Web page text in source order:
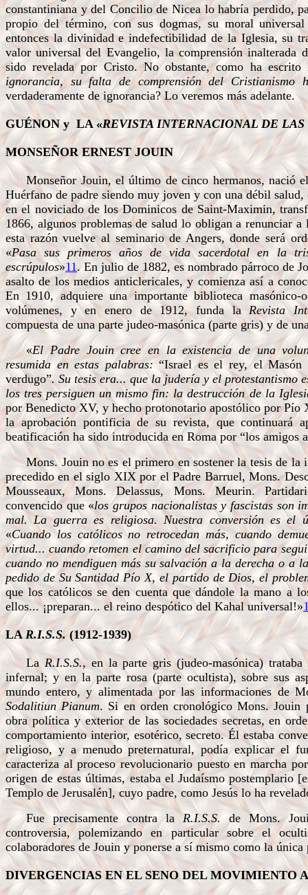
constantiniana y del Concilio de Nicea lo habría perdido,
propio del término, con sus dogmas, su moral
entonces la divinidad e indefectibilidad de la Iglesia, su
valor universal del Evangelio, la comprensión inalterada
sido revelada por Cristo. No obstante, como ha
ignorancia, su falta de comprensión del Cristianismo
verdaderamente de ignorancia? Lo veremos más adelante.
GUÉNON y LA «REVISTA INTERNACIONAL DE LAS
MONSEÑOR ERNEST JOUIN
Monseñor Jouin, el último de cinco hermanos, nació
Huérfano de padre siendo muy joven y con una débil salud,
en el noviciado de los Dominicos de Saint-Maximin,
1866, algunos problemas de salud lo obligan a renunciar
esta razón vuelve al seminario de Angers, donde será
«Pasa sus primeros años de vida sacerdotal en la
escrúpulos»11. En julio de 1882, es nombrado párroco de
asalto de los medios anticlericales, y comienza así a
En 1910, adquiere una importante biblioteca masónico-
volúmenes, y en enero de 1912, funda laRevista
compuesta de una parte judeo-masónica (parte gris) y de
«El Padre Jouin cree en la existencia de una
resumida en estas palabras:“Israel es el rey, el
verdugo”. Su tesis era... que la judería y el protestantismo
los tres persiguen un mismo fin: la destrucción de la
por Benedicto XV, y hecho protonotario apostólico por Pío
la aprobación pontificia de su revista, que continuará
beatificación ha sido introducida en Roma por “los amigos
Mons. Jouin no es el primero en sostener la tesis de
precedido en el siglo XIX por el Padre Barruel, Mons.
Mousseaux, Mons. Delassus, Mons. Meurin.
convencido que «los grupos nacionalistas y fascistas son
mal. La guerra es religiosa. Nuestra conversión es el
«Cuando los católicos no retrocedan más, cuando
virtud... cuando retomen el camino del sacrificio para
cuando no mendiguen más su salvación a la derecha o a
pedido de Su Santidad Pío X, el partido de Dios, el
que los católicos se den cuenta que dándole la mano a
ellos... ¡preparan... el reino despótico del Kahal universal!»
LA R.I.S.S. (1912-1939)
La R.I.S.S., en la parte gris (judeo-masónica)
infernal; y en la parte rosa (parte ocultista), sobre sus
mundo entero, y alimentada por las informaciones de
Sodalitiun Pianum. Si en orden cronológico Mons.
obra política y exterior de las sociedades secretas, en
comportamiento interior, esotérico, secreto. Él estaba
religioso, y a menudo preternatural, podía explicar el
caracteriza al proceso revolucionario puesto en marcha
origen de estas últimas, estaba el Judaísmo postemplario
Templo de Jerusalén], cuyo padre, como Jesús lo ha
Fue precisamente contra laR.I.S.S. de Mons.
controversia, polemizando en particular sobre el
colaboradores de Jouin y ponerse a sí mismo como la
DIVERGENCIAS EN EL SENO DEL MOVIMIENTO